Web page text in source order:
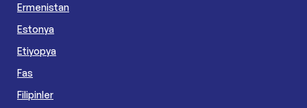
Ermenistan
Estonya
Etiyopya
Fas
Filipinler